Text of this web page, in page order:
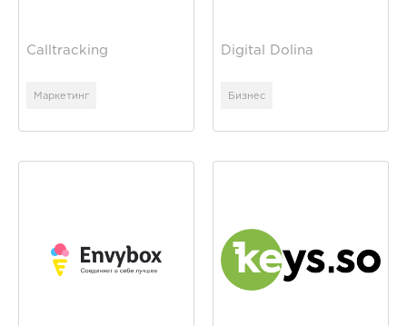
Calltracking
Маркетинг
Digital Dolina
Бизнес